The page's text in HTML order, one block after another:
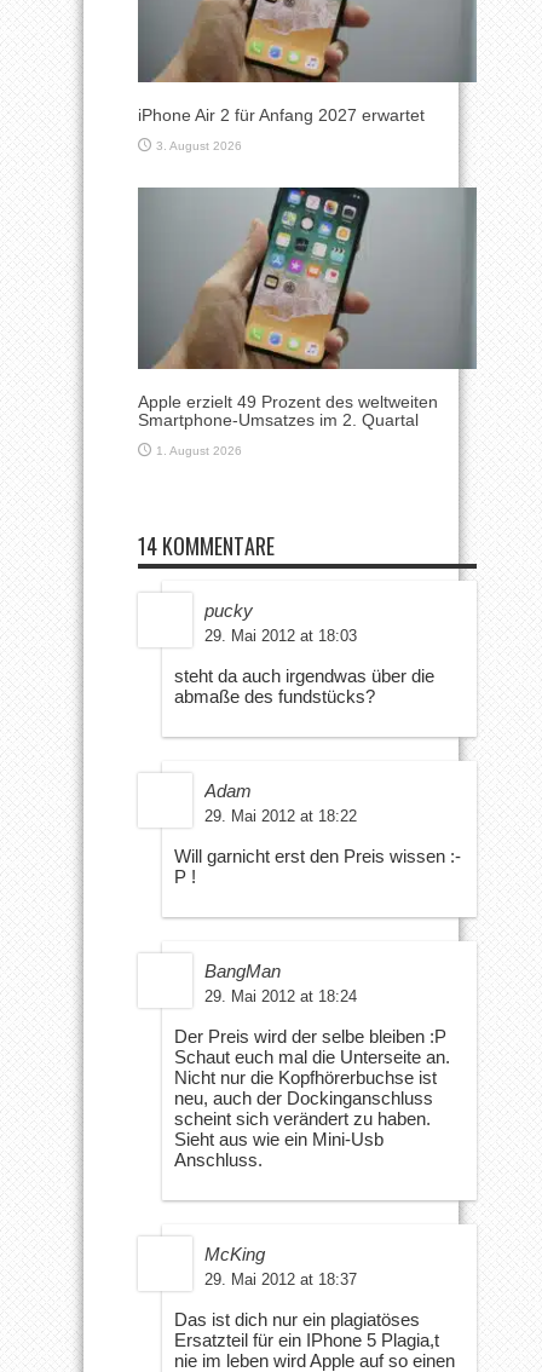
iPhone Air 2 für Anfang 2027 erwartet
3. August 2026
Apple erzielt 49 Prozent des weltweiten
Smartphone-Umsatzes im 2. Quartal
1. August 2026
14 KOMMENTARE
pucky
29. Mai 2012 at 18:03
steht da auch irgendwas über die
abmaße des fundstücks?
Adam
29. Mai 2012 at 18:22
Will garnicht erst den Preis wissen :-
P !
BangMan
29. Mai 2012 at 18:24
Der Preis wird der selbe bleiben :P
Schaut euch mal die Unterseite an.
Nicht nur die Kopfhörerbuchse ist
neu, auch der Dockinganschluss
scheint sich verändert zu haben.
Sieht aus wie ein Mini-Usb
Anschluss.
McKing
29. Mai 2012 at 18:37
Das ist dich nur ein plagiatöses
Ersatzteil für ein IPhone 5 Plagia,t
nie im leben wird Apple auf so einen